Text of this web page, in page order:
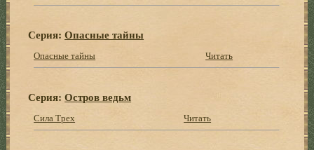
Серия:Опасные тайны
Опасные тайны Читать
Серия:Остров ведьм
Сила Трех Читать